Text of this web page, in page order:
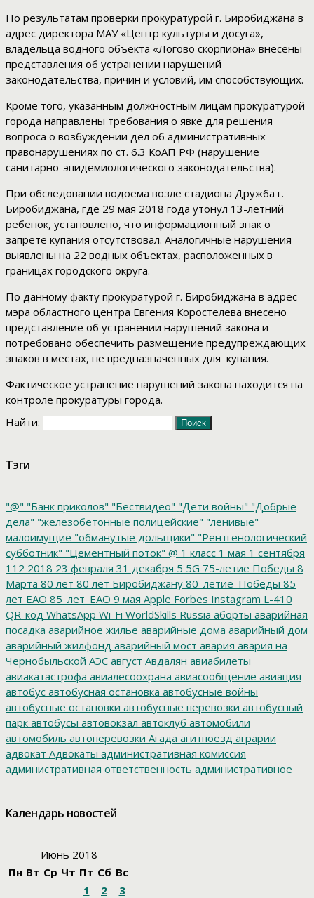
По результатам проверки прокуратурой г. Биробиджана в
адрес директора МАУ «Центр культуры и досуга»,
владельца водного объекта «Логово скорпиона» внесены
представления об устранении нарушений
законодательства, причин и условий, им способствующих.
Кроме того, указанным должностным лицам прокуратурой
города направлены требования о явке для решения
вопроса о возбуждении дел об административных
правонарушениях по ст. 6.3 КоАП РФ (нарушение
санитарно-эпидемиологического законодательства).
При обследовании водоема возле стадиона Дружба г.
Биробиджана, где 29 мая 2018 года утонул 13-летний
ребенок, установлено, что информационный знак о
запрете купания отсутствовал. Аналогичные нарушения
выявлены на 22 водных объектах, расположенных в
границах городского округа.
По данному факту прокуратурой г. Биробиджана в адрес
мэра областного центра Евгения Коростелева внесено
представление об устранении нарушений закона и
потребовано обеспечить размещение предупреждающих
знаков в местах, не предназначенных для купания.
Фактическое устранение нарушений закона находится на
контроле прокуратуры города.
Найти:
Тэги
"@" "Банк приколов" "Бествидео" "Дети войны" "Добрые
дела" "железобетонные полицейские" "ленивые"
малоимущие "обманутые дольщики" "Рентгенологический
субботник" "Цементный поток" @ 1 класс 1 мая 1 сентября
112 2018 23 февраля 31 декабря 5 5G 75-летие Победы 8
Марта 80 лет 80 лет Биробиджану 80_летие_Победы 85
лет ЕАО 85_лет_ЕАО 9 мая Apple Forbes Instagram L-410
QR-код WhatsApp Wi-Fi WorldSkills Russia аборты аварийная
посадка аварийное жилье аварийные дома аварийный дом
аварийный жилфонд аварийный мост авария авария на
Чернобыльской АЭС август Авдалян авиабилеты
авиакатастрофа авиалесоохрана авиасообщение авиация
автобус автобусная остановка автобусные войны
автобусные остановки автобусные перевозки автобусный
парк автобусы автовокзал автоклуб автомобили
автомобиль автоперевозки Агада агитпоезд аграрии
адвокат Адвокаты административная комиссия
административная ответственность административное
БуксманАлександр Винников
Александр Соловьев
Филиппова Алексей Корниенко
Алексей ХозяйскийАлексей Черный
Календарь новостей
Июнь 2018
Пн Вт Ср Чт Пт Сб Вс
1
2
3